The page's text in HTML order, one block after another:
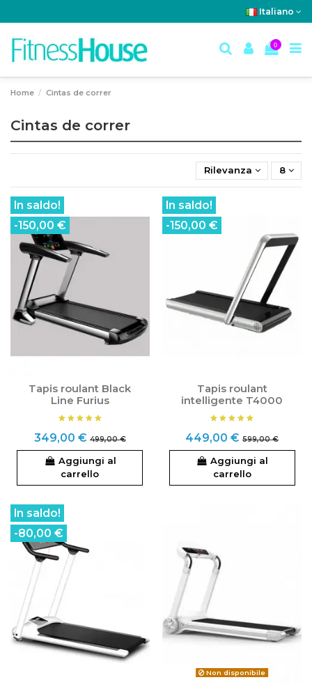
Italiano
0
Home Cintas de correr
Cintas de correr
Rilevanza 8
In saldo!
-150,00 €
Tapis roulant Black
Line Furius
349,00 € 499,00 €
Aggiungi al
carrello
In saldo!
-150,00 €
Tapis roulant
intelligente T4000
449,00 € 599,00 €
Aggiungi al
carrello
In saldo!
-80,00 €
Non disponibile